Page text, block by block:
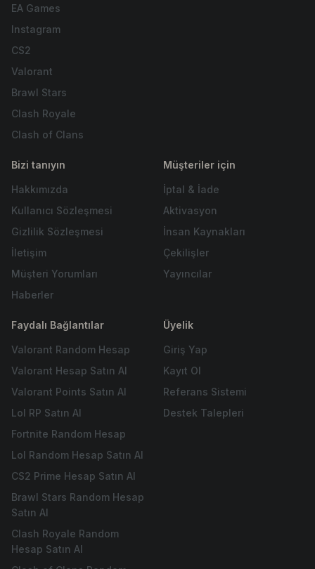
EA Games
Instagram
CS2
Valorant
Brawl Stars
Clash Royale
Clash of Clans
Bizi tanıyın
Hakkımızda
Kullanıcı Sözleşmesi
Gizlilik Sözleşmesi
İletişim
Müşteri Yorumları
Haberler
Müşteriler için
İptal & İade
Aktivasyon
İnsan Kaynakları
Çekilişler
Yayıncılar
Faydalı Bağlantılar
Valorant Random Hesap
Valorant Hesap Satın Al
Valorant Points Satın Al
Lol RP Satın Al
Fortnite Random Hesap
Lol Random Hesap Satın Al
CS2 Prime Hesap Satın Al
Brawl Stars Random Hesap
Satın Al
Clash Royale Random
Hesap Satın Al
Üyelik
Giriş Yap
Kayıt Ol
Referans Sistemi
Destek Talepleri